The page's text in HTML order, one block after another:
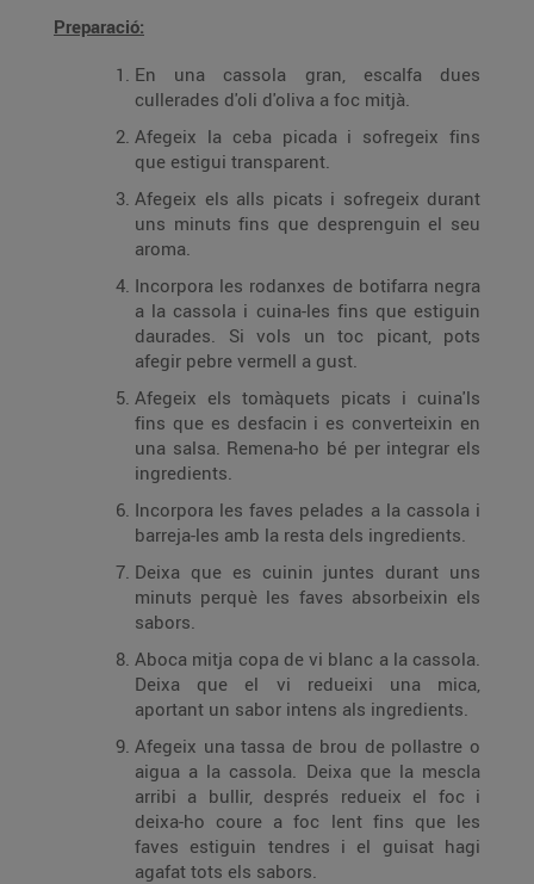
Preparació:
En una cassola gran, escalfa dues
cullerades d'oli d'oliva a foc mitjà.
Afegeix la ceba picada i sofregeix fins
que estigui transparent.
Afegeix els alls picats i sofregeix durant
uns minuts fins que desprenguin el seu
aroma.
Incorpora les rodanxes de botifarra negra
a la cassola i cuina-les fins que estiguin
daurades. Si vols un toc picant, pots
afegir pebre vermell a gust.
Afegeix els tomàquets picats i cuina'ls
fins que es desfacin i es converteixin en
una salsa. Remena-ho bé per integrar els
ingredients.
Incorpora les faves pelades a la cassola i
barreja-les amb la resta dels ingredients.
Deixa que es cuinin juntes durant uns
minuts perquè les faves absorbeixin els
sabors.
Aboca mitja copa de vi blanc a la cassola.
Deixa que el vi redueixi una mica,
aportant un sabor intens als ingredients.
Afegeix una tassa de brou de pollastre o
aigua a la cassola. Deixa que la mescla
arribi a bullir, després redueix el foc i
deixa-ho coure a foc lent fins que les
faves estiguin tendres i el guisat hagi
agafat tots els sabors.